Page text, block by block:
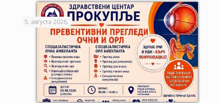
5. августа 2026.